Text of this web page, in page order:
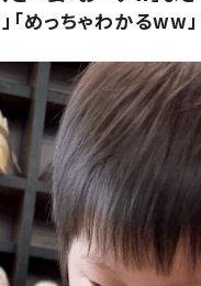
「めっちゃわかるww」